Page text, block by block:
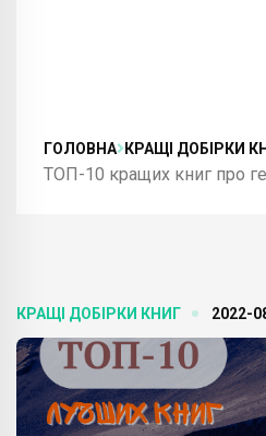
ГОЛОВНА КРАЩІ ДОБІРКИ
ТОП-10 кращих книг про
КРАЩІ ДОБІРКИ КНИГ 2022-